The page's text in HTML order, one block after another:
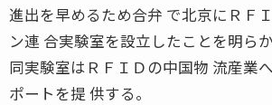
進出を早めるため合弁 で北京にＲＦ
ン連 合実験室を設立したことを明らか
同実験室はＲＦＩＤの中国物 流産業
ポートを提 供する。